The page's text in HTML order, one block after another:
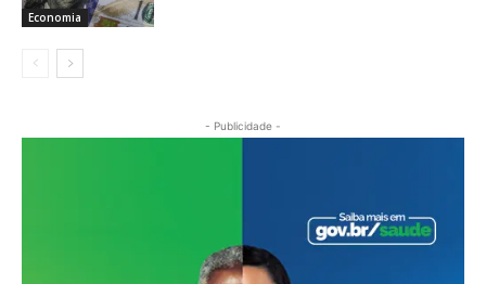
Economia
- Publicidade -